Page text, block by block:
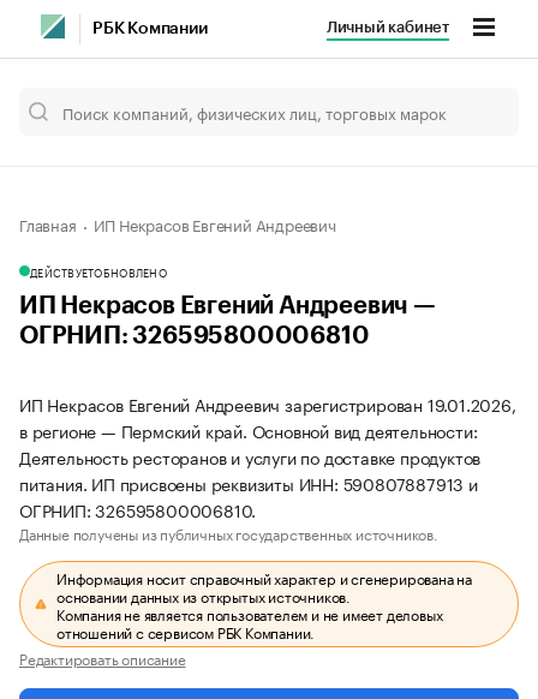
РБК Компании Личный кабинет
Главная ИП Некрасов Евгений Андреевич
ДЕЙСТВУЕТОБНОВЛЕНО
ИП Некрасов Евгений Андреевич —
ОГРНИП: 326595800006810
ИП Некрасов Евгений Андреевич зарегистрирован 19.01.2026,
в регионе — Пермский край. Основной вид деятельности:
Деятельность ресторанов и услуги по доставке продуктов
питания. ИП присвоены реквизиты ИНН: 590807887913 и
ОГРНИП: 326595800006810.
Данные получены из публичных государственных источников.
Информация носит справочный характер и сгенерирована на
основании данных из открытых источников.
Компания не является пользователем и не имеет деловых
отношений с сервисом РБК Компании.
Редактировать описание